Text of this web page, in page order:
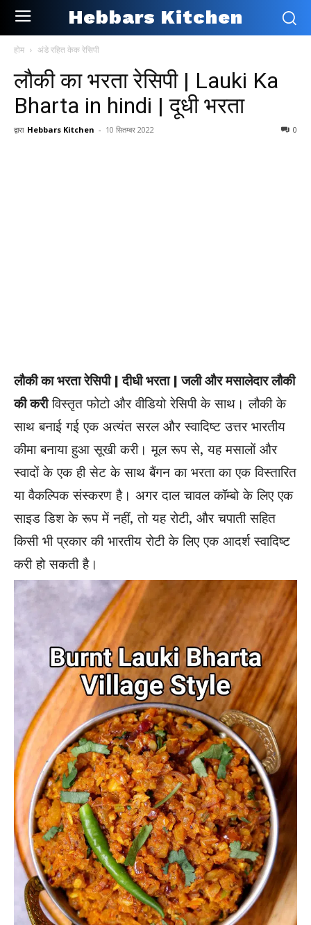
Hebbars Kitchen
होम अंडे रहित केक रेसिपी
लौकी का भरता रेसिपी | Lauki Ka
Bharta in hindi | दूधी भरता
द्वारा Hebbars Kitchen - 10 सितम्बर 2022 0
लौकी का भरता रेसिपी | दीधी भरता | जली और मसालेदार लौकी
की करीविस्तृत फोटो और वीडियो रेसिपी के साथ। लौकी के
साथ बनाई गई एक अत्यंत सरल और स्वादिष्ट उत्तर भारतीय
कीमा बनाया हुआ सूखी करी। मूल रूप से, यह मसालों और
स्वादों के एक ही सेट के साथ बैंगन का भरता का एक विस्तारित
या वैकल्पिक संस्करण है। अगर दाल चावल कॉम्बो के लिए एक
साइड डिश के रूप में नहीं, तो यह रोटी, और चपाती सहित
किसी भी प्रकार की भारतीय रोटी के लिए एक आदर्श स्वादिष्ट
करी हो सकती है।